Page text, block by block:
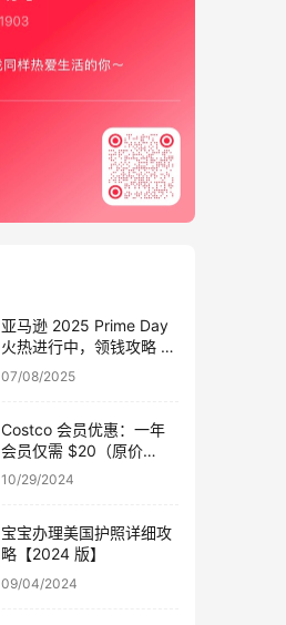
亚马逊 2025 Prime Day
火热进行中，领钱攻略 +
精品优惠【8-11 号已开
始！】
07/08/2025
Costco 会员优惠：一年
会员仅需 $20（原价
$65），高级版仅需
$85（原价 $130）
10/29/2024
宝宝办理美国护照详细攻
略【2024 版】
09/04/2024